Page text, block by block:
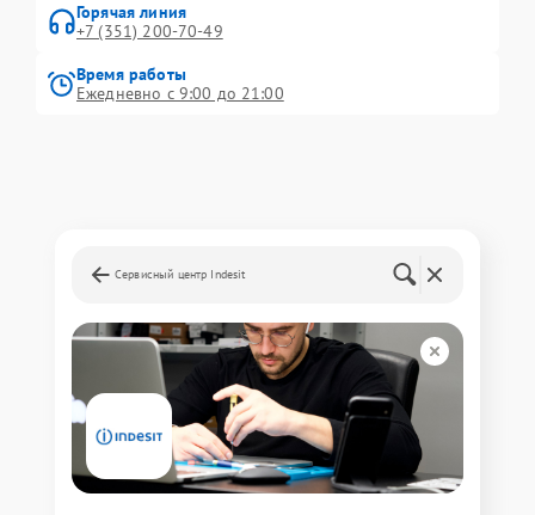
Горячая линия
+7 (351) 200-70-49
Время работы
Ежедневно с 9:00 до 21:00
Сервисный центр Indesit